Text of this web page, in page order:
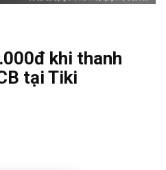
khi thanh
tại Tiki